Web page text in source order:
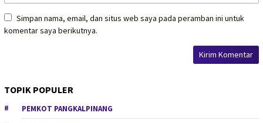
Simpan nama, email, dan situs web saya pada peramban ini untuk
komentar saya berikutnya.
TOPIK POPULER
PEMKOT PANGKALPINANG